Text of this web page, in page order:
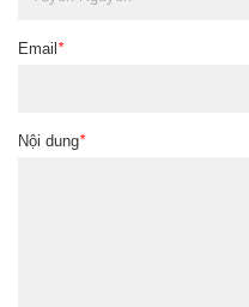
Email *
Nội dung*